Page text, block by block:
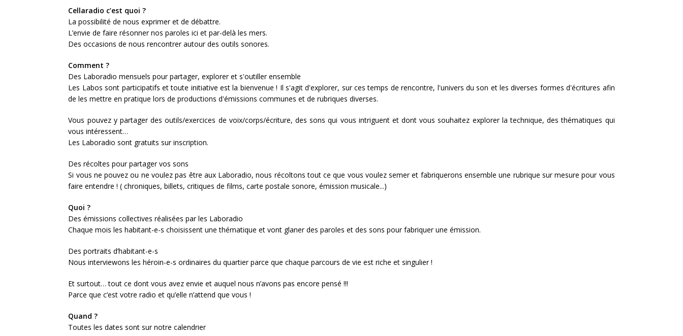
Cellaradio c’est quoi ?
La possibilité de nous exprimer et de débattre.
L’envie de faire résonner nos paroles ici et par-delà les mers.
Des occasions de nous rencontrer autour des outils sonores.
Comment ?
Des Laboradio mensuels pour partager, explorer et s'outiller ensemble
Les Labos sont participatifs et toute initiative est la bienvenue ! Il s'agit d'explorer, sur ces temps de rencontre, l'univers du son et les diverses formes d'écritures afin
de les mettre en pratique lors de productions d'émissions communes et de rubriques diverses.
Vous pouvez y partager des outils/exercices de voix/corps/écriture, des sons qui vous intriguent et dont vous souhaitez explorer la technique, des thématiques qui
vous intéressent…
Les Laboradio sont gratuits sur inscription.
Des récoltes pour partager vos sons
Si vous ne pouvez ou ne voulez pas être aux Laboradio, nous récoltons tout ce que vous voulez semer et fabriquerons ensemble une rubrique sur mesure pour vous
faire entendre ! ( chroniques, billets, critiques de films, carte postale sonore, émission musicale...)
Quoi ?
Des émissions collectives réalisées par les Laboradio
Chaque mois les habitant-e-s choisissent une thématique et vont glaner des paroles et des sons pour fabriquer une émission.
Des portraits d’habitant-e-s
Nous interviewons les héroin-e-s ordinaires du quartier parce que chaque parcours de vie est riche et singulier !
Et surtout… tout ce dont vous avez envie et auquel nous n’avons pas encore pensé !!!
Parce que c’est votre radio et qu’elle n’attend que vous !
Quand ?
Toutes les dates sont sur notre calendrier